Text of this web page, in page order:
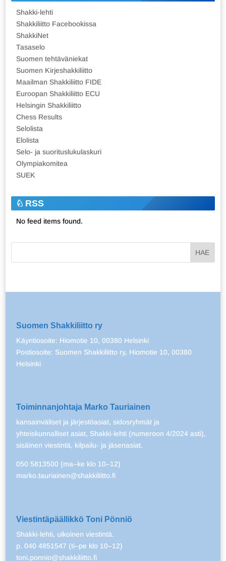
Shakki-lehti
Shakkiliitto Facebookissa
ShakkiNet
Tasaselo
Suomen tehtäväniekat
Suomen Kirjeshakkiliitto
Maailman Shakkiliitto FIDE
Euroopan Shakkiliitto ECU
Helsingin Shakkiliitto
Chess Results
Selolista
Elolista
Selo- ja suorituslukulaskuri
Olympiakomitea
SUEK
RSS
No feed items found.
Suomen Shakkiliitto ry
Käyntiosoite: Hiomotie 10, 00380 Helsinki
Postiosoite: Suomen Shakkiliitto ry, Hiomotie 10, 00380
Helsinki
Toiminnanjohtaja Marko Tauriainen
kansainväliset ja järjestöasiat, sidosryhmät ja
yhteiskunnalliset asiat, Shakki-lehti (numeroon 4/2024 asti),
sisäinen viestintä, kilpailu- ja jäsenasiat.
050 5813500 (ma–ke klo 10–12)
marko.tauriainen@shakkiliitto.fi
Viestintäpäällikkö Toni Pönniö
Shakki-lehti, ulkoinen viestintä.
p. 040 4851547 (ti–pe klo 10–12)
toni.ponnio@shakkiliitto.fi